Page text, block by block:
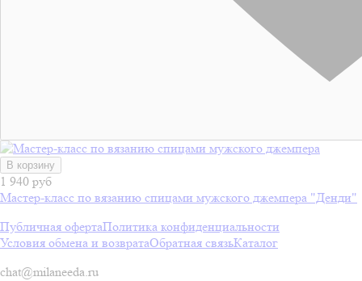
В корзину
1 940 руб
Мастер-класс по вязанию спицами мужского джемпера "Денди"
Публичная офертаПолитика конфиденциальности
Условия обмена и возвратаОбратная связьКаталог
chat@milaneeda.ru